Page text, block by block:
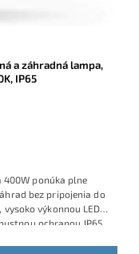
a záhradná lampa,
IP65
ponúka plne
bez pripojenia do
výkonnou LED
ochranou IP65.